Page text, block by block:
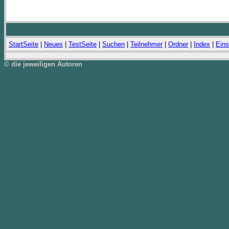
StartSeite Neues TestSeite Suchen Teilnehmer| Ordner| Index
© die jeweiligen Autoren